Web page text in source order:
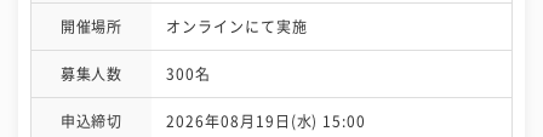
開催場所 オンラインにて実施
募集人数 300名
申込締切 2026年08月19日(水) 15:00